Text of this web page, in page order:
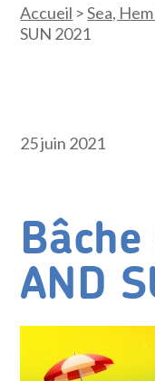
Accueil >Sea,
SUN 2021
25 juin 2021
Bâche
AND